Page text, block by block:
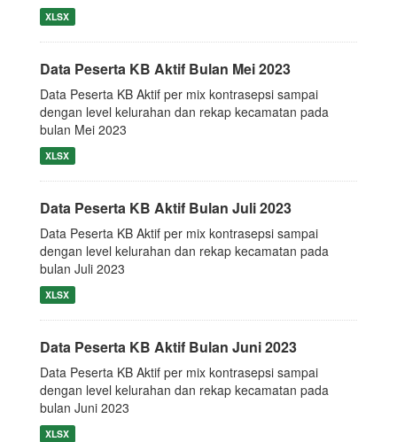
XLSX
Data Peserta KB Aktif Bulan Mei 2023
Data Peserta KB Aktif per mix kontrasepsi sampai
dengan level kelurahan dan rekap kecamatan pada
bulan Mei 2023
XLSX
Data Peserta KB Aktif Bulan Juli 2023
Data Peserta KB Aktif per mix kontrasepsi sampai
dengan level kelurahan dan rekap kecamatan pada
bulan Juli 2023
XLSX
Data Peserta KB Aktif Bulan Juni 2023
Data Peserta KB Aktif per mix kontrasepsi sampai
dengan level kelurahan dan rekap kecamatan pada
bulan Juni 2023
XLSX